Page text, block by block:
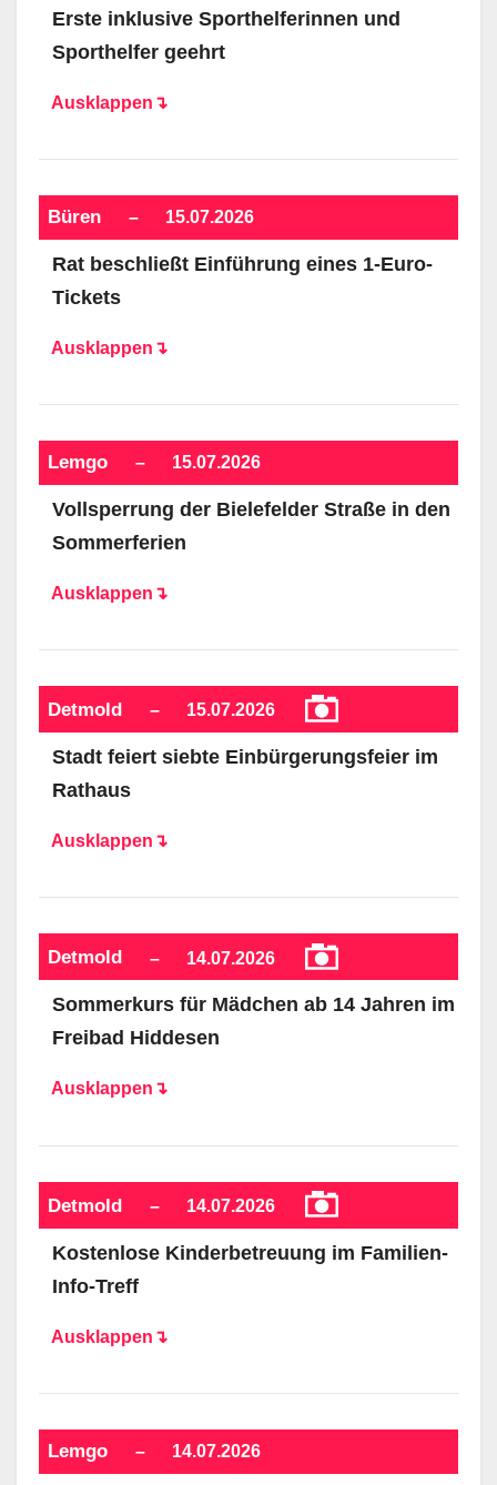
Erste inklusive Sporthelferinnen und
Sporthelfer geehrt
Ausklappen↴
Büren – 15.07.2026
Rat beschließt Einführung eines 1-Euro-
Tickets
Ausklappen↴
Lemgo – 15.07.2026
Vollsperrung der Bielefelder Straße in den
Sommerferien
Ausklappen↴
Detmold – 15.07.2026
Stadt feiert siebte Einbürgerungsfeier im
Rathaus
Ausklappen↴
Detmold – 14.07.2026
Sommerkurs für Mädchen ab 14 Jahren im
Freibad Hiddesen
Ausklappen↴
Detmold – 14.07.2026
Kostenlose Kinderbetreuung im Familien-
Info-Treff
Ausklappen↴
Lemgo – 14.07.2026